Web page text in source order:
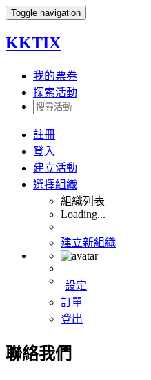
Toggle navigation
KKTIX
我的票券
探索活動
註冊
登入
建立活動
選擇組織
組織列表
Loading...
建立新組織
設定
訂單
登出
聯絡我們